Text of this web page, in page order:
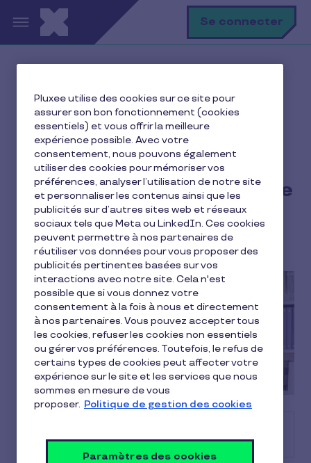
Aller au contenu principal Se connecter
Ressource humaine
Qu'est-ce que la qualité de vie au travail (QVT) ?
Qu'est-ce que la qualité de
vie au travail (QVT) ?
11 min de lecture 22 juin 2025
Pluxee utilise des cookies sur ce site pour
assurer son bon fonctionnement (cookies
essentiels) et vous offrir la meilleure
expérience possible. Avec votre
consentement, nous pouvons également
utiliser des cookies pour mémoriser vos
préférences, analyser l’utilisation de notre site
et personnaliser les contenus ainsi que les
publicités sur d’autres sites web et réseaux
sociaux tels que Meta ou LinkedIn. Ces cookies
peuvent permettre à nos partenaires de
réutiliser vos données pour vous proposer des
publicités pertinentes basées sur vos
interactions avec notre site. Cela n'est
possible que si vous donnez votre
consentement à la fois à nous et directement
à nos partenaires. Vous pouvez accepter tous
les cookies, refuser les cookies non essentiels
ou gérer vos préférences. Toutefois, le refus de
certains types de cookies peut affecter votre
expérience sur le site et les services que nous
sommes en mesure de vous
proposer. Politique de gestion des cookies
Paramètres des cookies